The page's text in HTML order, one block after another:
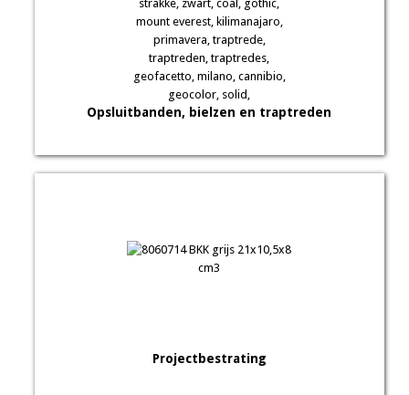
Opsluitbanden, bielzen en traptreden
Projectbestrating